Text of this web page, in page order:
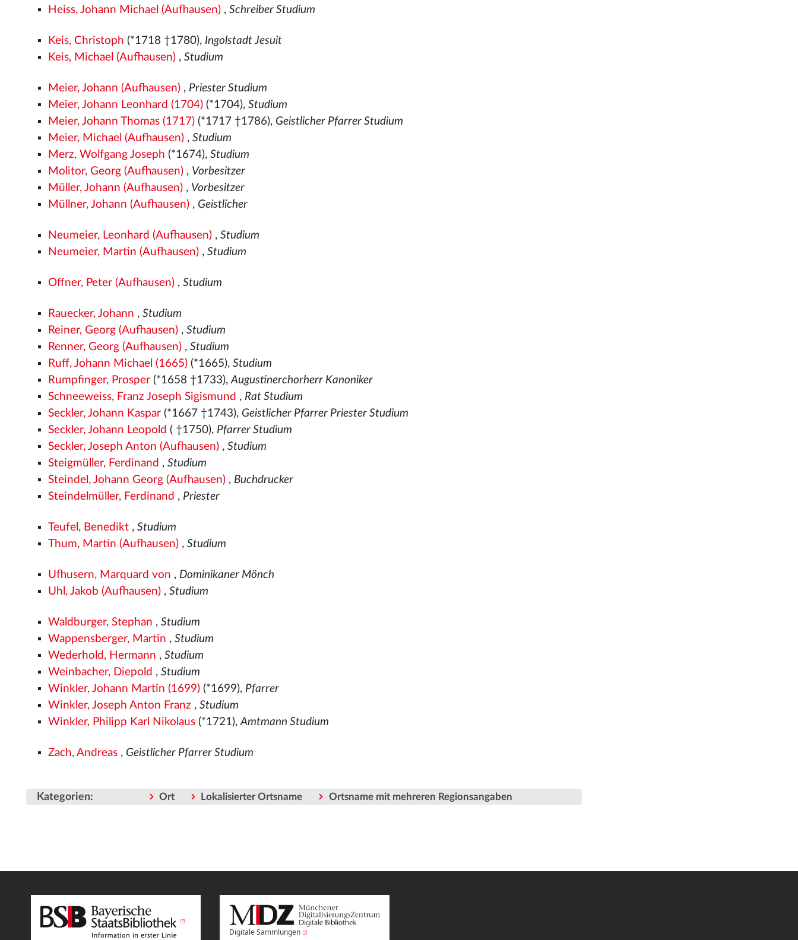
Heiss, Johann Michael (Aufhausen) ,Schreiber Studium
Keis, Christoph (*1718 †1780), Ingolstadt Jesuit
Keis, Michael (Aufhausen) ,Studium
Meier, Johann (Aufhausen) , Priester Studium
Meier, Johann Leonhard (1704) (*1704),Studium
Meier, Johann Thomas (1717) (*1717 †1786), Geistlicher Pfarrer Studium
Meier, Michael (Aufhausen) ,Studium
Merz, Wolfgang Joseph (*1674),Studium
Molitor, Georg (Aufhausen) , Vorbesitzer
Müller, Johann (Aufhausen) , Vorbesitzer
Müllner, Johann (Aufhausen) , Geistlicher
Neumeier, Leonhard (Aufhausen) ,Studium
Neumeier, Martin (Aufhausen) ,Studium
Offner, Peter (Aufhausen) ,Studium
Rauecker, Johann ,Studium
Reiner, Georg (Aufhausen) ,Studium
Renner, Georg (Aufhausen) ,Studium
Ruff, Johann Michael (1665) (*1665),Studium
Rumpfinger, Prosper (*1658 †1733),Augustinerchorherr Kanoniker
Schneeweiss, Franz Joseph Sigismund , Rat Studium
Seckler, Johann Kaspar (*1667 †1743), Geistlicher Pfarrer Priester Studium
Seckler, Johann Leopold ( †1750), Pfarrer Studium
Seckler, Joseph Anton (Aufhausen) ,Studium
Steigmüller, Ferdinand ,Studium
Steindel, Johann Georg (Aufhausen) , Buchdrucker
Steindelmüller, Ferdinand , Priester
Teufel, Benedikt ,Studium
Thum, Martin (Aufhausen) ,Studium
Ufhusern, Marquard von , Dominikaner Mönch
Uhl, Jakob (Aufhausen) ,Studium
Waldburger, Stephan ,Studium
Wappensberger, Martin ,Studium
Wederhold, Hermann ,Studium
Weinbacher, Diepold ,Studium
Winkler, Johann Martin (1699) (*1699), Pfarrer
Winkler, Joseph Anton Franz ,Studium
Winkler, Philipp Karl Nikolaus (*1721),Amtmann Studium
Zach, Andreas , Geistlicher Pfarrer Studium
Kategorien: Ort Lokalisierter Ortsname Ortsname mit mehreren Regionsangaben
Digitale Sammlungen